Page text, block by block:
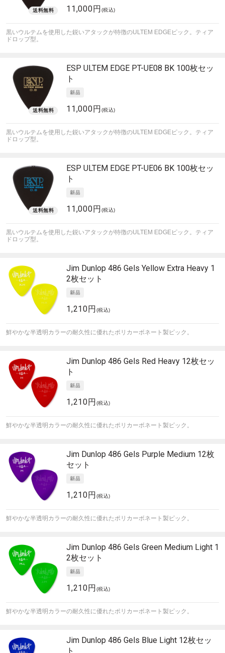
11,000円 (税込)
黒いウルテムを使用した鋭いアタックが特徴のULTEM EDGEピック。ティア
ドロップ型。
ESP ULTEM EDGE PT-UE08 BK 100枚セッ
ト
11,000円 (税込)
黒いウルテムを使用した鋭いアタックが特徴のULTEM EDGEピック。ティア
ドロップ型。
ESP ULTEM EDGE PT-UE06 BK 100枚セッ
ト
11,000円 (税込)
黒いウルテムを使用した鋭いアタックが特徴のULTEM EDGEピック。ティア
ドロップ型。
Jim Dunlop 486 Gels Yellow Extra Heavy 1
2枚セット
1,210円 (税込)
鮮やかな半透明カラーの耐久性に優れたポリカーボネート製ピック。
Jim Dunlop 486 Gels Red Heavy 12枚セッ
ト
1,210円 (税込)
鮮やかな半透明カラーの耐久性に優れたポリカーボネート製ピック。
Jim Dunlop 486 Gels Purple Medium 12枚
セット
1,210円 (税込)
鮮やかな半透明カラーの耐久性に優れたポリカーボネート製ピック。
Jim Dunlop 486 Gels Green Medium Light 1
2枚セット
1,210円 (税込)
鮮やかな半透明カラーの耐久性に優れたポリカーボネート製ピック。
Jim Dunlop 486 Gels Blue Light 12枚セッ
ト